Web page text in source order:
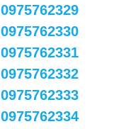
0975762329
0975762330
0975762331
0975762332
0975762333
0975762334